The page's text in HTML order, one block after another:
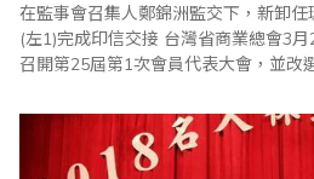
在監事會召集人鄭錦洲監交下，新卸
(左1)完成印信交接 台灣省商業總會3月27日假台北市王朝大飯店，
召開第25屆第1次會員代表大會，並改
縣商業會理事長的蔡國洲接棒，獲得
理事長，省商總會理事蕭秋勇則獲選
先經過協調，許多資深..